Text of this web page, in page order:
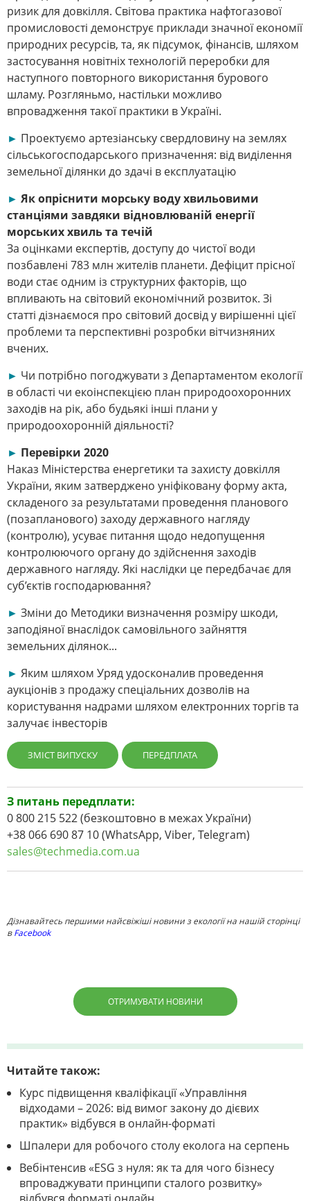
ризик для довкілля. Світова практика нафтогазової
промисловості демонструє приклади значної економії
природних ресурсів, та, як підсумок, фінансів, шляхом
застосування новітніх технологій переробки для
наступного повторного використання бурового
шламу. Розгляньмо, настільки можливо
впровадження такої практики в Україні.
► Проектуємо артезіанську свердловину на землях
сільськогосподарського призначення: від виділення
земельної ділянки до здачі в експлуатацію
► Як опріснити морську воду хвильовими
станціями завдяки відновлюваній енергії
морських хвиль та течій
За оцінками експертів, доступу до чистої води
позбавлені 783 млн жителів планети. Дефіцит прісної
води стає одним із структурних факторів, що
впливають на світовий економічний розвиток. Зі
статті дізнаємося про світовий досвід у вирішенні цієї
проблеми та перспективні розробки вітчизняних
вчених.
► Чи потрібно погоджувати з Департаментом екології
в області чи екоінспекцією план природоохоронних
заходів на рік, або будь­які інші плани у
природоохоронній діяльності?
► Перевірки 2020
Наказ Міністерства енергетики та захисту довкілля
України, яким затверджено уніфіковану форму акта,
складеного за результатами проведення планового
(позапланового) заходу державного нагляду
(контролю), усуває питання щодо недопущення
контролюючого органу до здійснення заходів
державного нагляду. Які наслідки це передбачає для
суб’єктів господарювання?
► Зміни до Методики визначення розміру шкоди,
заподіяної внаслідок самовільного зайняття
земельних ділянок...
► Яким шляхом Уряд удосконалив проведення
аукціонів з продажу спеціальних дозволів на
користування надрами шляхом електронних торгів та
залучає інвесторів
ЗМІСТ ВИПУСКУ ПЕРЕДПЛАТА
З питань передплати:
0 800 215 522 (безкоштовно в межах України)
+38 066 690 87 10 (WhatsApp, Viber, Telegram)
sales@techmedia.com.ua
Дізнавайтесь першими найсвіжіші новини з екології на нашій сторінці
вFacebook
ОТРИМУВАТИ НОВИНИ
Читайте також:
Курс підвищення кваліфікації «Управління
відходами – 2026: від вимог закону до дієвих
практик» відбувся в онлайн-форматі
Шпалери для робочого столу еколога на серпень
Вебінтенсив «ESG з нуля: як та для чого бізнесу
впроваджувати принципи сталого розвитку»